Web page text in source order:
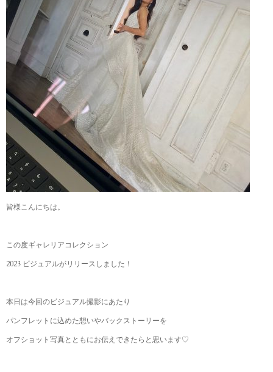
皆様こんにちは。
この度ギャレリアコレクション
2023 ビジュアルがリリースしました！
本日は今回のビジュアル撮影にあたり
パンフレットに込めた想いやバックストーリーを
オフショット写真とともにお伝えできたらと思います♡